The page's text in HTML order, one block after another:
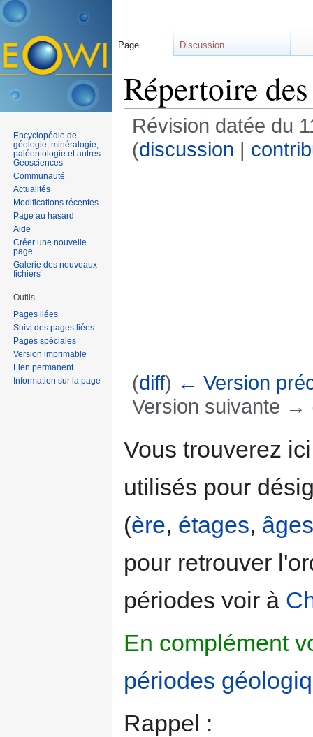
Répertoire
Révision datée du
(discussion |
(diff) ← Version
Version suivante →
Vous trouverez
utilisés pour
(ère, étages, âges
pour retrouver
périodes voir à
En complément
périodes
Rappel :
Page Discussion
Encyclopédie de
géologie, minéralogie,
paléontologie et autres
Géosciences
Communauté
Actualités
Modifications récentes
Page au hasard
Aide
Créer une nouvelle
page
Galerie des nouveaux
fichiers
Outils
Pages liées
Suivi des pages liées
Pages spéciales
Version imprimable
Lien permanent
Information sur la page